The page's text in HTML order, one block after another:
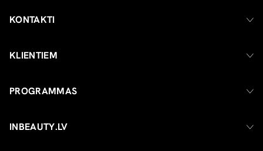
KONTAKTI
KLIENTIEM
PROGRAMMAS
INBEAUTY.LV